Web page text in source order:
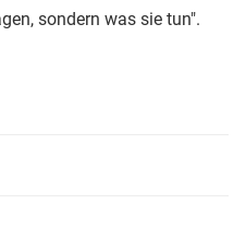
sondern was sie tun".